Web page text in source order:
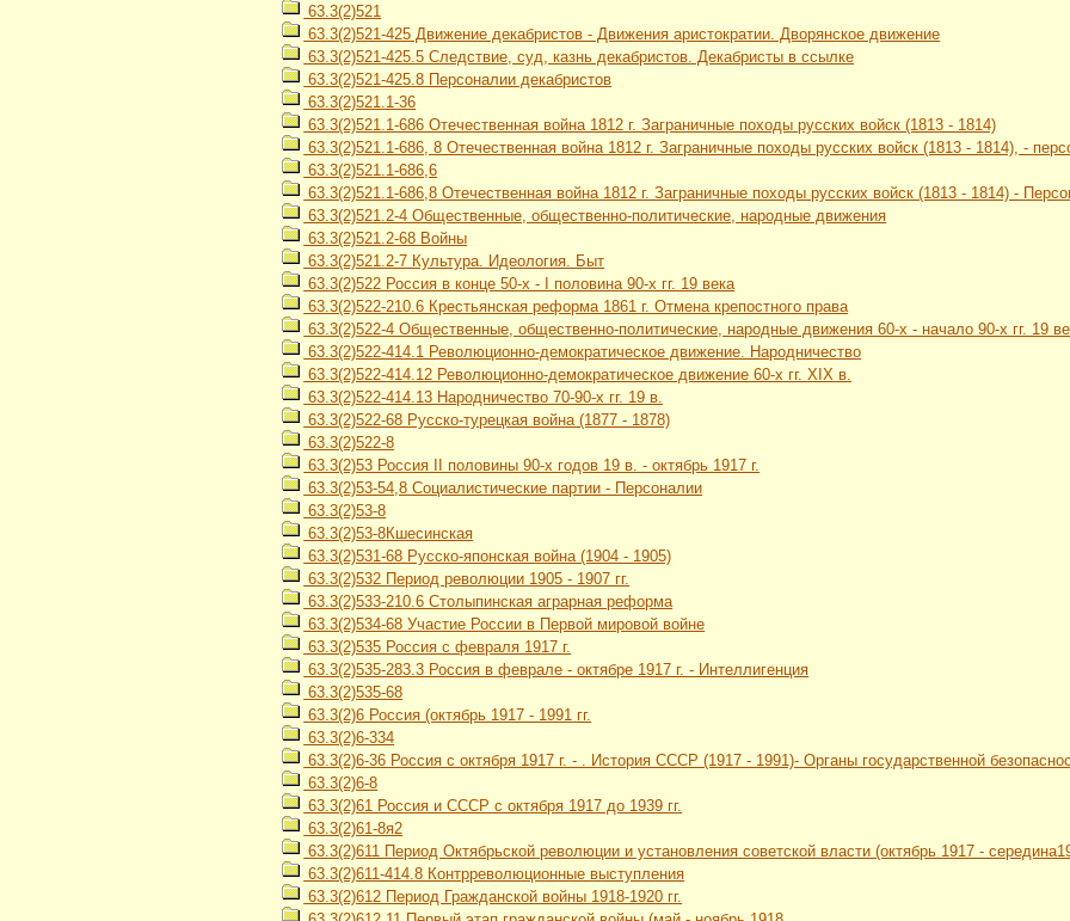
63.3(2)521
63.3(2)521-425 Движение декабристов - Движения аристократии. Дворянское движение
63.3(2)521-425.5 Следствие, суд, казнь декабристов. Декабристы в ссылке
63.3(2)521-425.8 Персоналии декабристов
63.3(2)521.1-36
63.3(2)521.1-686 Отечественная война 1812 г. Заграничные походы русских войск (1813 - 1814)
63.3(2)521.1-686, 8 Отечественная война 1812 г. Заграничные походы русских войск (1813 - 1814), -
63.3(2)521.1-686,6
63.3(2)521.1-686,8 Отечественная война 1812 г. Заграничные походы русских войск (1813 - 1814) -
63.3(2)521.2-4 Общественные, общественно-политические, народные движения
63.3(2)521.2-68 Войны
63.3(2)521.2-7 Культура. Идеология. Быт
63.3(2)522 Россия в конце 50-х - I половина 90-х гг. 19 века
63.3(2)522-210.6 Крестьянская реформа 1861 г. Отмена крепостного права
63.3(2)522-4 Общественные, общественно-политические, народные движения 60-х - начало 90-х гг. 19
63.3(2)522-414.1 Революционно-демократическое движение. Народничество
63.3(2)522-414.12 Революционно-демократическое движение 60-х гг. XIX в.
63.3(2)522-414.13 Народничество 70-90-х гг. 19 в.
63.3(2)522-68 Русско-турецкая война (1877 - 1878)
63.3(2)522-8
63.3(2)53 Россия II половины 90-х годов 19 в. - октябрь 1917 г.
63.3(2)53-54,8 Социалистические партии - Персоналии
63.3(2)53-8
63.3(2)53-8Кшесинская
63.3(2)531-68 Русско-японская война (1904 - 1905)
63.3(2)532 Период революции 1905 - 1907 гг.
63.3(2)533-210.6 Столыпинская аграрная реформа
63.3(2)534-68 Участие России в Первой мировой войне
63.3(2)535 Россия с февраля 1917 г.
63.3(2)535-283.3 Россия в феврале - октябре 1917 г. - Интеллигенция
63.3(2)535-68
63.3(2)6 Россия (октябрь 1917 - 1991 гг.
63.3(2)6-334
63.3(2)6-36 Россия с октября 1917 г. - . История СССР (1917 - 1991)- Органы государственной
63.3(2)6-8
63.3(2)61 Россия и СССР с октября 1917 до 1939 гг.
63.3(2)61-8я2
63.3(2)611 Период Октябрьской революции и установления советской власти (октябрь 1917 -
63.3(2)611-414.8 Контрреволюционные выступления
63.3(2)612 Период Гражданской войны 1918-1920 гг.